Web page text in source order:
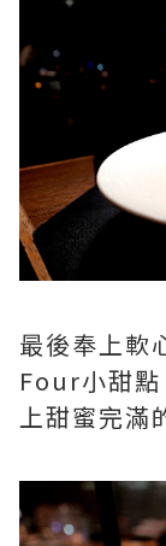
最後奉上軟
Four小甜點
上甜蜜完滿